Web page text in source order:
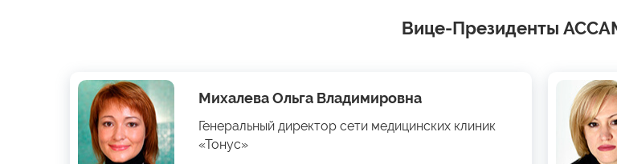
Вице-Президенты
Михалева Ольга Владимировна
Генеральный директор сети медицинских клиник
«Тонус»